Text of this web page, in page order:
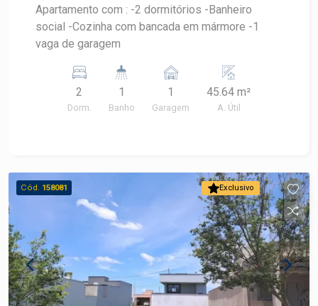
Apartamento com : -2 dormitórios -Banheiro
social -Cozinha com bancada em mármore -1
vaga de garagem
2
Dorm.
1
Banho
1
Garagem
45.64 m²
A. Útil
Exclusivo
Cód. 158081